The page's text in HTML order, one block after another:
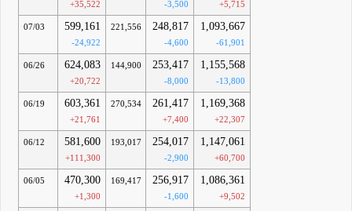
+35,522 -3,500 +5,715
07/03 599,161
-24,922
221,556 248,817
-4,600
1,093,667
-61,901
06/26 624,083
+20,722
144,900 253,417
-8,000
1,155,568
-13,800
06/19 603,361
+21,761
270,534 261,417
+7,400
1,169,368
+22,307
06/12 581,600
+111,300
193,017 254,017
-2,900
1,147,061
+60,700
06/05 470,300
+1,300
169,417 256,917
-1,600
1,086,361
+9,502